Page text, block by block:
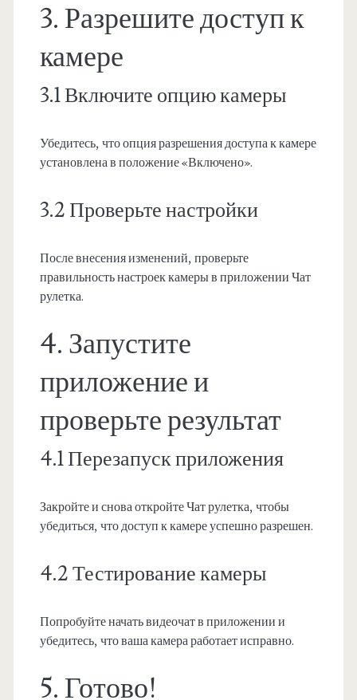
3. Разрешите доступ к
камере
3.1 Включите опцию камеры
Убедитесь, что опция разрешения доступа к камере
установлена в положение «Включено».
3.2 Проверьте настройки
После внесения изменений, проверьте
правильность настроек камеры в приложении Чат
рулетка.
4. Запустите
приложение и
проверьте результат
4.1 Перезапуск приложения
Закройте и снова откройте Чат рулетка, чтобы
убедиться, что доступ к камере успешно разрешен.
4.2 Тестирование камеры
Попробуйте начать видеочат в приложении и
убедитесь, что ваша камера работает исправно.
5. Готово!